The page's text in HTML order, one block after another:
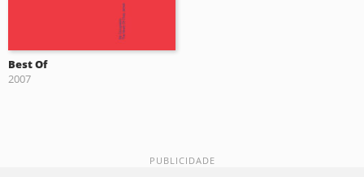
Best Of
2007